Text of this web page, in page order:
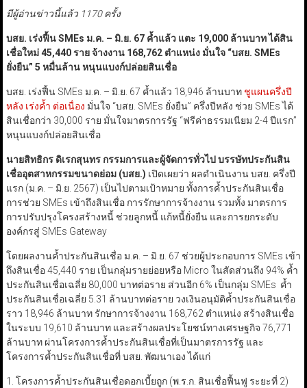
มีผู้อ่านข่าวนี้แล้ว 1170 ครั้ง
บสย. เร่งฟื้น SMEs ม.ค. – มิ.ย. 67ค้ำแล้ว แตะ 19,000ล้านบาทได้สิน
เชื่อใหม่ 45,440ราย จ้างงาน 168,762ตำแหน่ง มั่นใจ “บสย. SMEs
ยั่งยืน” 5 หมื่นล้าน หนุนแบงก์ปล่อยสินเชื่อ
บสย. เร่งฟื้น SMEs ม.ค. – มิ.ย. 67 ค้ำแล้ว 18,946 ล้านบาท ชูแผนครึ่งปี
หลัง เร่งค้ำ ต่อเนื่อง มั่นใจ “บสย. SMEs ยั่งยืน” ครึ่งปีหลัง ช่วย SMEs ได้
สินเชื่อกว่า 30,000 ราย มั่นใจมาตรการรัฐ “ฟรีค่าธรรมเนียม 2-4 ปีแรก”
หนุนแบงก์ปล่อยสินเชื่อ
นายสิทธิกร ดิเรกสุนทร กรรมการและผู้จัดการทั่วไป บรรษัทประกันสิน
เชื่ออุตสาหกรรมขนาดย่อม (บสย.) เปิดเผยว่า ผลดำเนินงาน บสย. ครึ่งปี
แรก (ม.ค. – มิ.ย. 2567) เป็นไปตามเป้าหมาย ทั้งการค้ำประกันสินเชื่อ
การช่วย SMEs เข้าถึงสินเชื่อ การรักษาการจ้างงาน รวมทั้ง มาตรการ
การปรับปรุงโครงสร้างหนี้ ช่วยลูกหนี้ แก้หนี้ยั่งยืน และการยกระดับ
องค์กรสู่ SMEs Gateway
โดยผลงานค้ำประกันสินเชื่อ ม.ค. – มิ.ย. 67 ช่วยผู้ประกอบการ SMEs เข้า
ถึงสินเชื่อ 45,440 ราย เป็นกลุ่มรายย่อยหรือ Micro ในสัดส่วนถึง 94% ค้ำ
ประกันสินเชื่อเฉลี่ย 80,000 บาทต่อราย ส่วนอีก 6% เป็นกลุ่ม SMEs ค้ำ
ประกันสินเชื่อเฉลี่ย 5.31 ล้านบาทต่อราย วงเงินอนุมัติค้ำประกันสินเชื่อ
ราว 18,946 ล้านบาท รักษาการจ้างงาน 168,762 ตำแหน่ง สร้างสินเชื่อ
ในระบบ 19,610 ล้านบาท และสร้างผลประโยชน์ทางเศรษฐกิจ 76,771
ล้านบาท ผ่านโครงการค้ำประกันสินเชื่อที่เป็นมาตรการรัฐ และ
โครงการค้ำประกันสินเชื่อที่ บสย. พัฒนาเอง ได้แก่
1. โครงการค้ำประกันสินเชื่อดอกเบี้ยถูก (พ.ร.ก. สินเชื่อฟื้นฟู ระยะที่ 2)